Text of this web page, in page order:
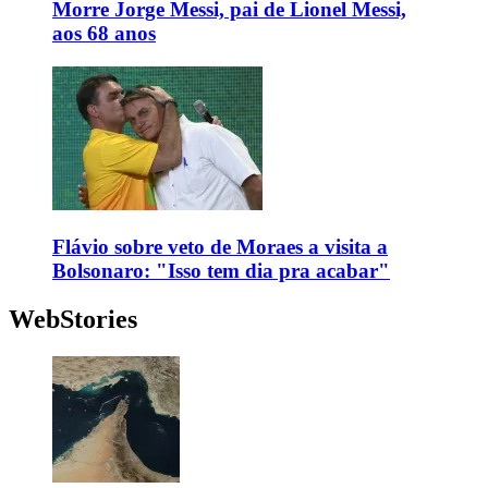
Morre Jorge Messi, pai de Lionel Messi,
aos 68 anos
Flávio sobre veto de Moraes a visita a
Bolsonaro: "Isso tem dia pra acabar"
WebStories